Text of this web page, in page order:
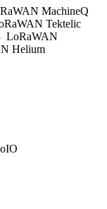
MachineQ
Tektelic
LoRaWAN
Helium